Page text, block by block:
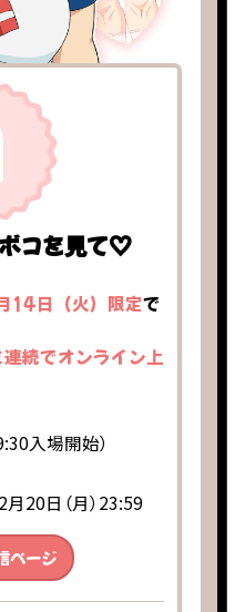
コを見て♡
14日（火）限定で
続でオンライン上
入場開始）
20日（月）23:59
ページ